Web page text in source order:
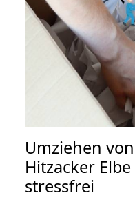
Umziehen von
Hitzacker Elbe
stressfrei